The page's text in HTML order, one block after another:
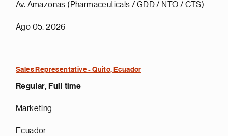
Av. Amazonas (Pharmaceuticals / GDD / NTO / CTS)
Ago 05, 2026
Sales Representative - Quito, Ecuador
Regular, Full time
Marketing
Ecuador